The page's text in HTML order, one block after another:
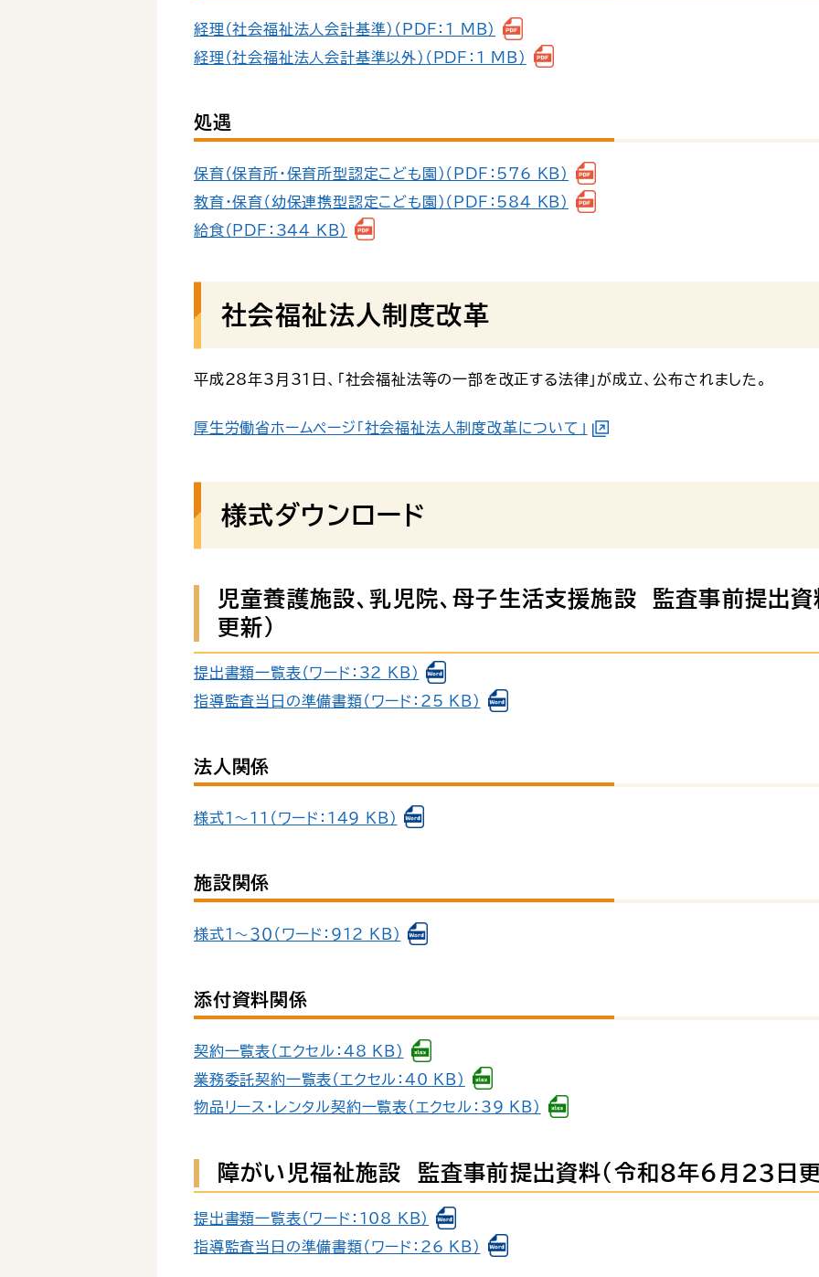
経理（社会福祉法人会計基準）（PDF：1 MB）
経理（社会福祉法人会計基準以外）（PDF：1 MB）
処遇
保育（保育所・保育所型認定こども園）（PDF：576 KB）
教育・保育（幼保連携型認定こども園）（PDF：584 KB）
給食（PDF：344 KB）
社会福祉法人制度改革
平成28年3月31日、「社会福祉法等の一部を改正する法律」が成立、公布されました。
厚生労働省ホームページ「社会福祉法人制度改革について」
様式ダウンロード
児童養護施設、乳児院、母子生活支援施設 監査事前提出資
更新）
提出書類一覧表（ワード：32 KB）
指導監査当日の準備書類（ワード：25 KB）
法人関係
様式１～１１（ワード：149 KB）
施設関係
様式１～３０（ワード：912 KB）
添付資料関係
契約一覧表（エクセル：48 KB）
業務委託契約一覧表（エクセル：40 KB）
物品リース・レンタル契約一覧表（エクセル：39 KB）
障がい児福祉施設 監査事前提出資料（令和８年６月23日更
提出書類一覧表（ワード：108 KB）
指導監査当日の準備書類（ワード：26 KB）